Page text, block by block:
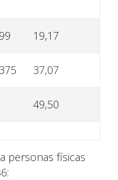
19,17
37,07
49,50
personas físicas